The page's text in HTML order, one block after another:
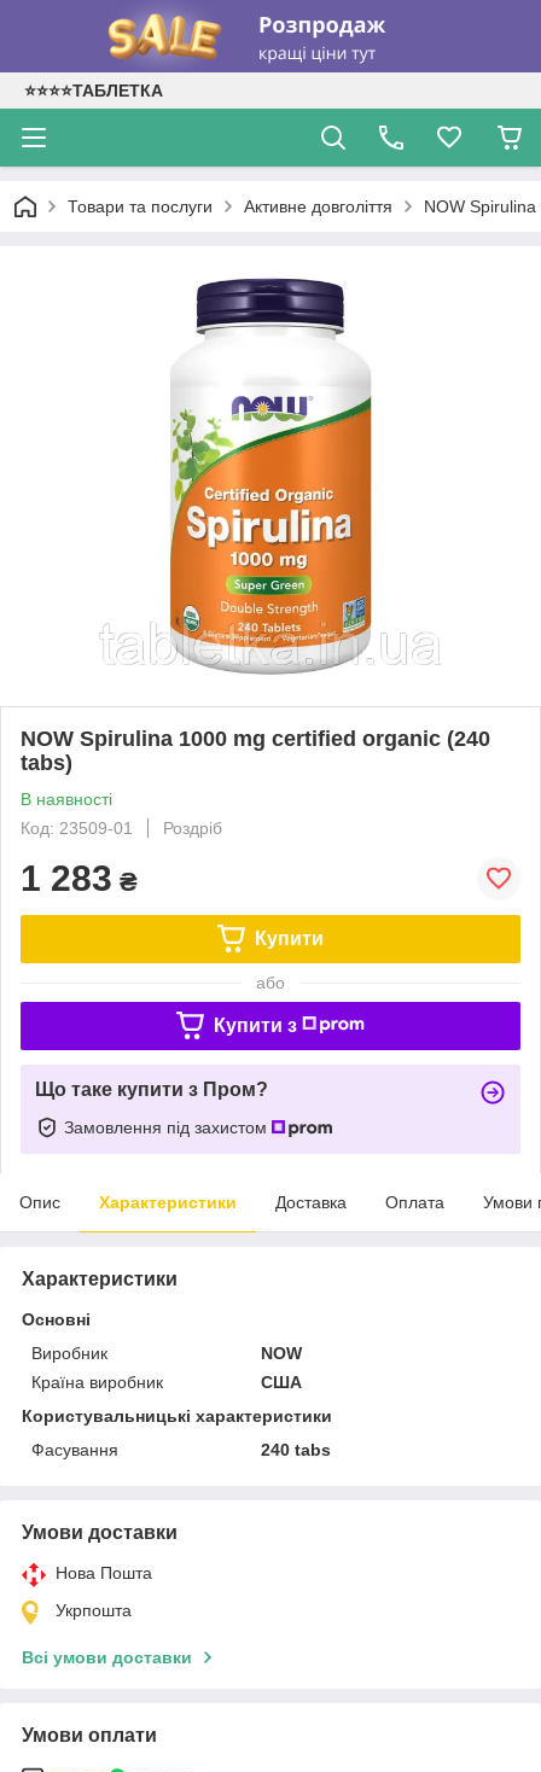
⭐⭐⭐⭐ТАБЛЕТКА
Товари та послуги Активне довголіття NOW
NOW Spirulina 1000 mg certified organic (240
tabs)
В наявності
Код: 23509-01
Роздріб
1 283 ₴
Купити
або
Купити з
Що таке купити з Пром?
Замовлення під захистом
Опис Характеристики Доставка Оплата Умови
Характеристики
Основні
Виробник
NOW
Країна виробник
США
Користувальницькі характеристики
Фасування
240 tabs
Умови доставки
Нова Пошта
Укрпошта
Всі умови доставки
Умови оплати